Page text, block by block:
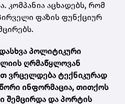
კომპანია აცხადებს, რომ
ფაზის ფუნქციურ
პოლიტიკური
ღრმაწყლოვან
ვრცელდება ტექნიკურად
ინფორმაცია, თითქოს
შემცირდა და პორტის